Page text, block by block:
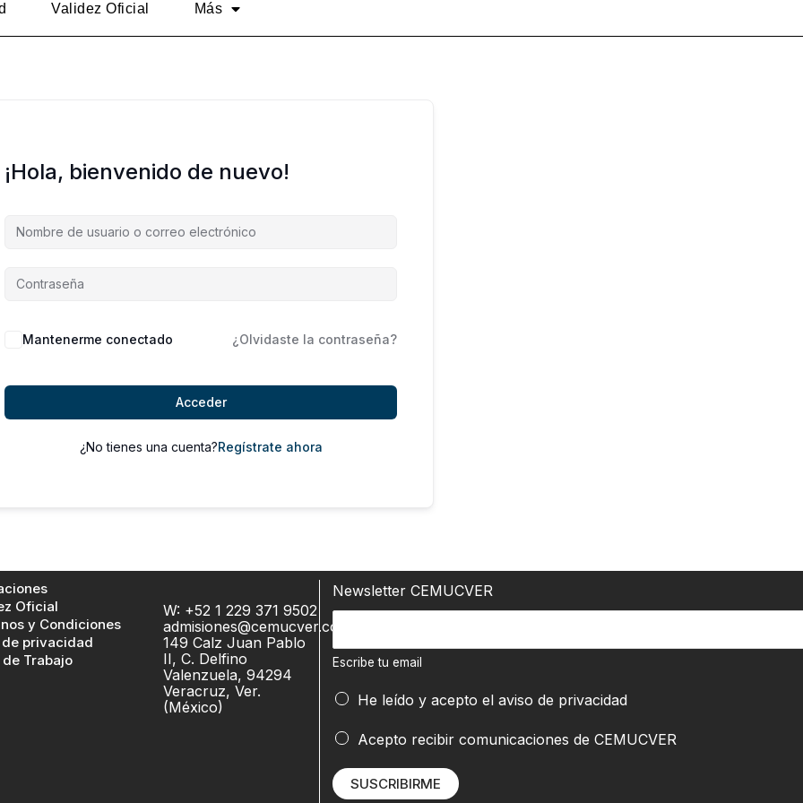
Validez Oficial Más
¡Hola, bienvenido de nuevo!
Alternative:
Mantenerme conectado ¿Olvidaste la contraseña?
Acceder
¿No tienes una cuenta?Regístrate ahora
Oficial
y Condiciones
de privacidad
de Trabajo
W: +52 1 229 371 9502
admisiones@cemucver.com
149 Calz Juan Pablo
II, C. Delfino
Valenzuela, 94294
Veracruz, Ver.
(México)
Newsletter CEMUCVER
c
i
b
e
t
u
Escribe tu email
E
c
i
b
He leído y acepto elaviso de privacidad
Acepto recibir comunicaciones de CEMUCVER
SUSCRIBIRME